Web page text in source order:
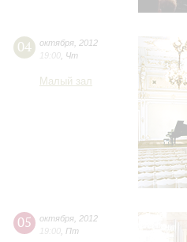
04 октября 2012
19:00 Чт
Малый зал
05 октября 2012
19:00 Пт